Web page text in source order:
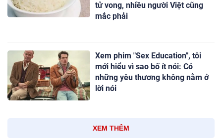
tử vong, nhiều người Việt cũng
mắc phải
Xem phim "Sex Education", tôi
mới hiểu vì sao bố ít nói: Có
những yêu thương không nằm ở
lời nói
XEM THÊM